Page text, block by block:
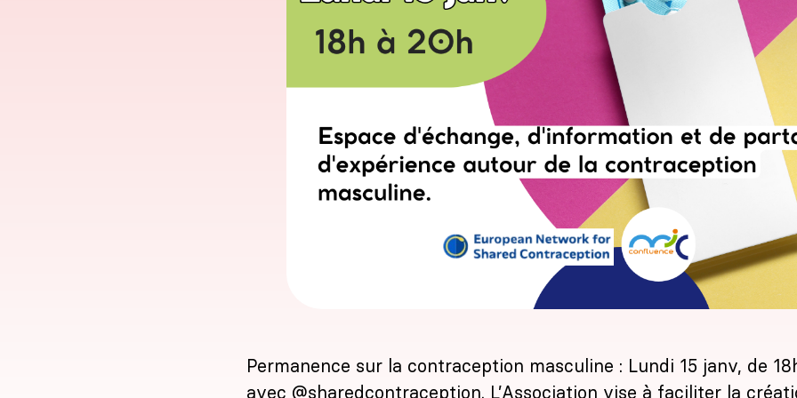
Permanence sur la contraception masculine : Lundi 15 janv, de
avec @sharedcontraception. L’Association vise à faciliter la